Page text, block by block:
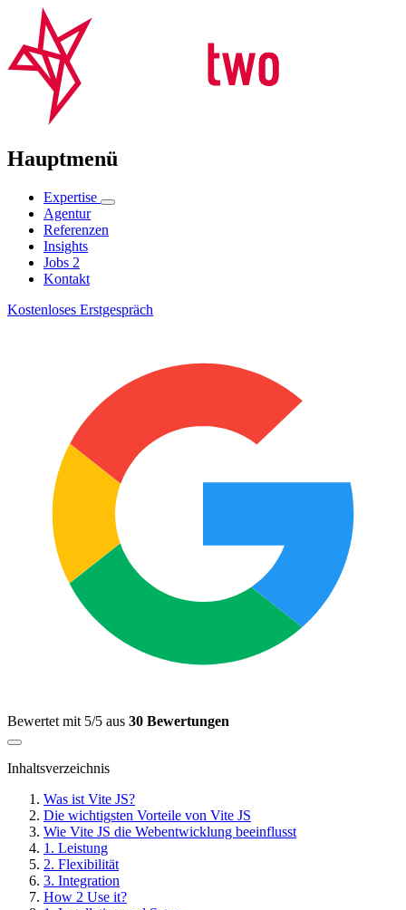
Hauptmenü
Expertise
Agentur
Referenzen
Insights
Jobs 2
Kontakt
Kostenloses Erstgespräch
Bewertet mit 5/5 aus 30 Bewertungen
Inhaltsverzeichnis
Was ist Vite JS?
Die wichtigsten Vorteile von Vite JS
Wie Vite JS die Webentwicklung beeinflusst
1. Leistung
2. Flexibilität
3. Integration
How 2 Use it?